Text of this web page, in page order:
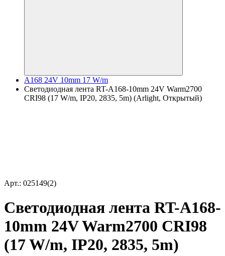
A168 24V 10mm 17 W/m
Светодиодная лента RT-A168-10mm 24V Warm2700
CRI98 (17 W/m, IP20, 2835, 5m) (Arlight, Открытый)
Арт.: 025149(2)
Светодиодная лента RT-A168-
10mm 24V Warm2700 CRI98
(17 W/m, IP20, 2835, 5m)